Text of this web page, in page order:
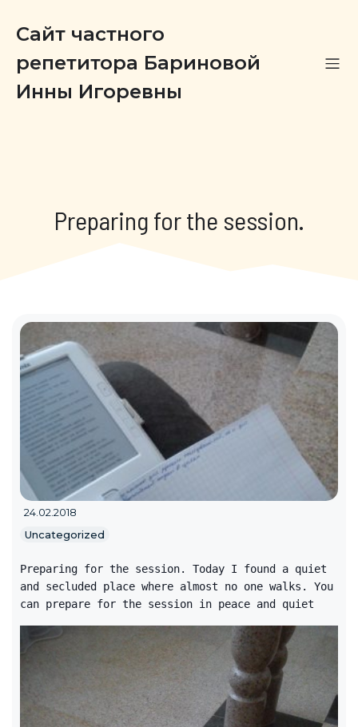
Сайт частного
репетитора Бариновой
Инны Игоревны
Preparing for the session.
24.02.2018
Uncategorized
Preparing for the session. Today I found a quiet
and secluded place where almost no one walks. You
can prepare for the session in peace and quiet